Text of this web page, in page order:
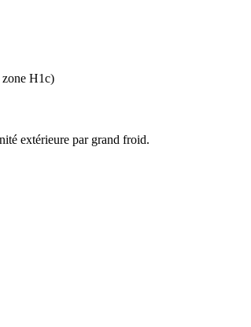
H1c)
extérieure par grand froid.